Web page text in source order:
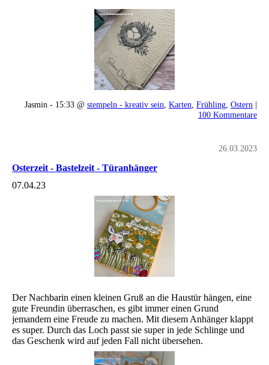
Jasmin - 15:33 @ stempeln - kreativ sein Karten Frühling Ostern |
100 Kommentare
26.03.2023
Osterzeit - Bastelzeit - Türanhänger
07.04.23
Der Nachbarin einen kleinen Gruß an die Haustür hängen, eine
gute Freundin überraschen, es gibt immer einen Grund
jemandem eine Freude zu machen. Mit diesem Anhänger klappt
es super. Durch das Loch passt sie super in jede Schlinge und
das Geschenk wird auf jeden Fall nicht übersehen.